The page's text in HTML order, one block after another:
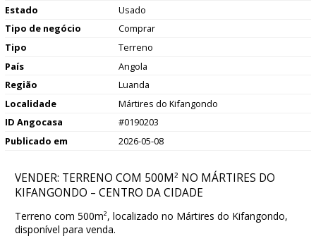
Estado
Usado
Tipo de negócio
Comprar
Tipo
Terreno
País
Angola
Região
Luanda
Localidade
Mártires do Kifangondo
ID Angocasa
#0190203
Publicado em
2026-05-08
VENDER: TERRENO COM 500M² NO MÁRTIRES DO
KIFANGONDO – CENTRO DA CIDADE
Terreno com 500m², localizado no Mártires do Kifangondo,
disponível para venda.